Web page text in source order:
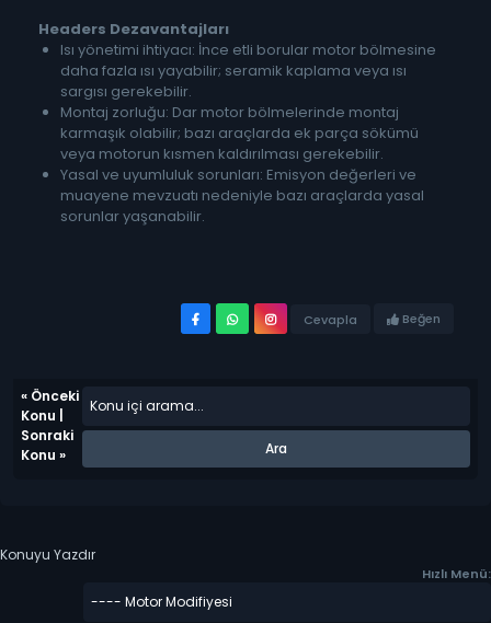
Headers Dezavantajları
Isı yönetimi ihtiyacı: İnce etli borular motor bölmesine
daha fazla ısı yayabilir; seramik kaplama veya ısı
sargısı gerekebilir.
Montaj zorluğu: Dar motor bölmelerinde montaj
karmaşık olabilir; bazı araçlarda ek parça sökümü
veya motorun kısmen kaldırılması gerekebilir.
Yasal ve uyumluluk sorunları: Emisyon değerleri ve
muayene mevzuatı nedeniyle bazı araçlarda yasal
sorunlar yaşanabilir.
Cevapla Beğen
« Önceki
Konu
Sonraki
Konu »
Konuyu Yazdır
Hızlı Menü: